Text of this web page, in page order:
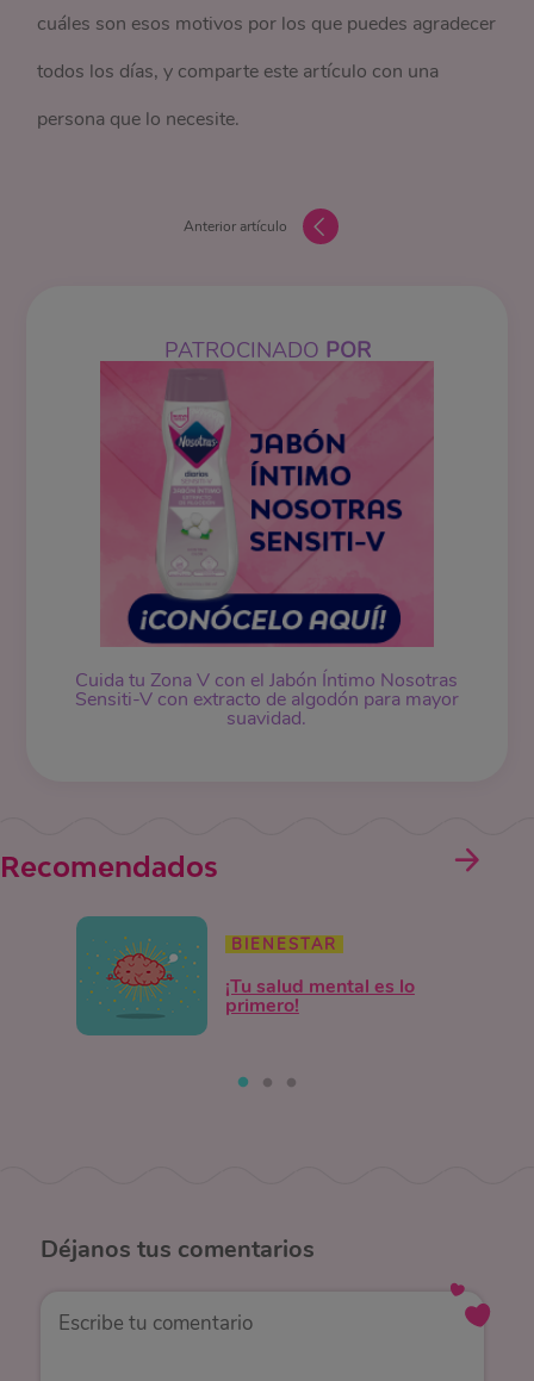
cuáles son esos motivos por los que puedes agradecer
todos los días, y comparte este artículo con una
persona que lo necesite.
Anterior artículo
PATROCINADO POR
Cuida tu Zona V con el Jabón Íntimo Nosotras
Sensiti-V con extracto de algodón para mayor
suavidad.
Recomendados
BIENESTAR
¡Tu salud mental es lo
primero!
Déjanos tus comentarios